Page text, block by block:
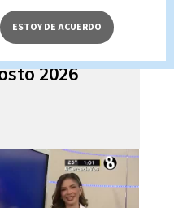
con Paula
2026
ESTOY DE ACUERDO